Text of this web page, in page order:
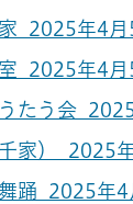
2025年4月
2025年4月
たう会
家） 2025
踊 2025年4